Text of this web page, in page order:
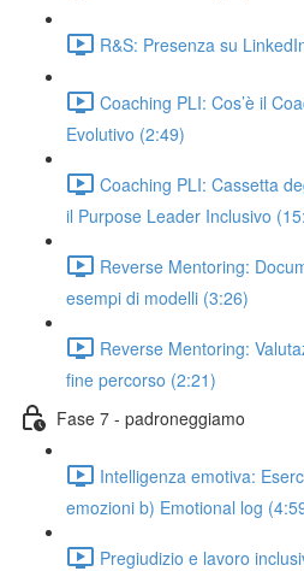
R&S: Presenza su
Coaching PLI: Cos’è il
Evolutivo (2:49)
Coaching PLI: Cassetta
il Purpose Leader Inclusivo
Reverse Mentoring:
esempi di modelli (3:26)
Reverse Mentoring:
fine percorso (2:21)
Fase 7 - padroneggiamo
Intelligenza emotiva:
emozioni b) Emotional log
Pregiudizio e lavoro